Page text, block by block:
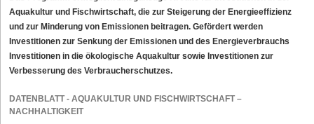
Aquakultur und Fischwirtschaft, die zur Steigerung der Energieeffizienz
und zur Minderung von Emissionen beitragen. Gefördert werden
Investitionen zur Senkung der Emissionen und des Energieverbrauchs
Investitionen in die ökologische Aquakultur sowie Investitionen zur
Verbesserung des Verbraucherschutzes.
DATENBLATT - AQUAKULTUR UND FISCHWIRTSCHAFT –
NACHHALTIGKEIT